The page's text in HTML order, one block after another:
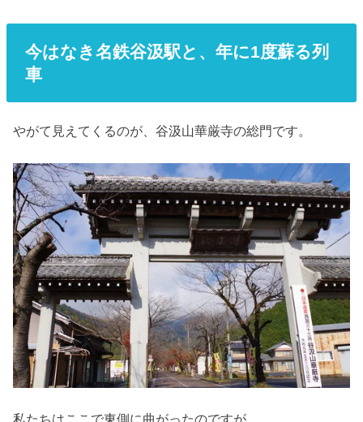
今はなき名鉄谷汲駅と、年に1度蘇る列
車
やがて見えてくるのが、谷汲山華厳寺の総門です。